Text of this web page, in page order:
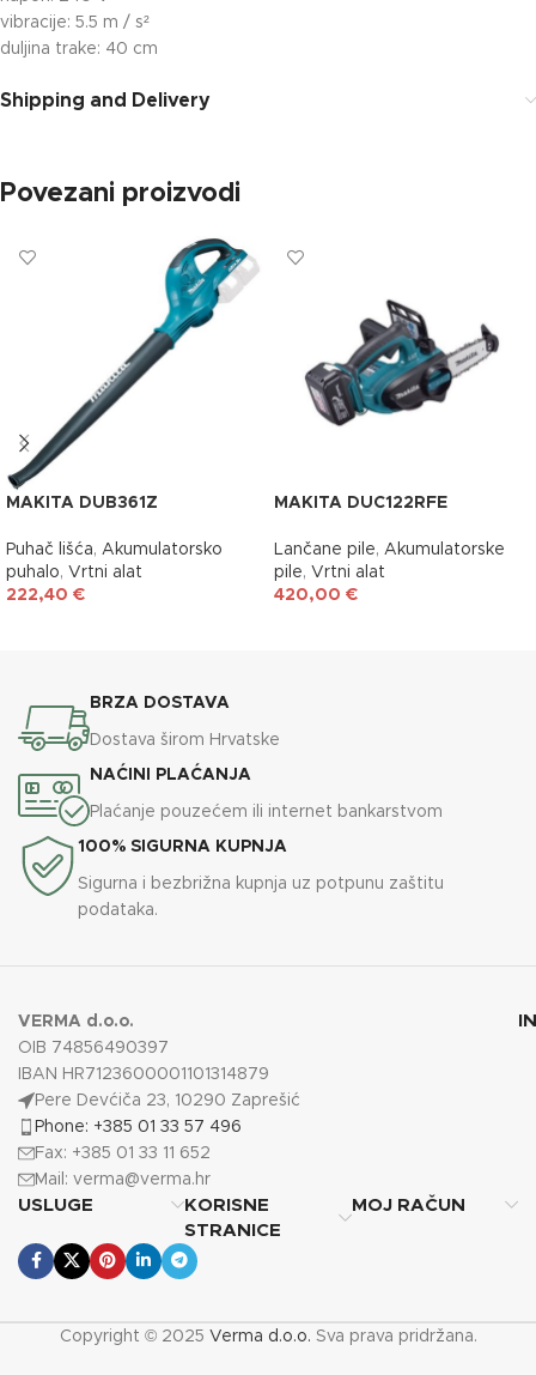
vibracije: 5.5 m / s²
duljina trake: 40 cm
Shipping and Delivery
Povezani proizvodi
MAKITA DUB361Z
Puhač lišća, Akumulatorsko
puhalo, Vrtni alat
222,40 €
MAKITA DUC122RFE
Lančane pile, Akumulatorske
pile, Vrtni alat
420,00 €
BRZA DOSTAVA
Dostava širom Hrvatske
NAĆINI PLAĆANJA
Plaćanje pouzećem ili internet bankarstvom
100% SIGURNA KUPNJA
Sigurna i bezbrižna kupnja uz potpunu zaštitu
podataka.
VERMA d.o.o.
OIB 74856490397
IBAN HR7123600001101314879
Pere Devćiča 23, 10290 Zaprešić
Phone: +385 01 33 57 496
Fax: +385 01 33 11 652
Mail: verma@verma.hr
USLUGE
KORISNE
STRANICE
MOJ RAČUN
Copyright © 2025 Verma d.o.o. Sva prava pridržana.